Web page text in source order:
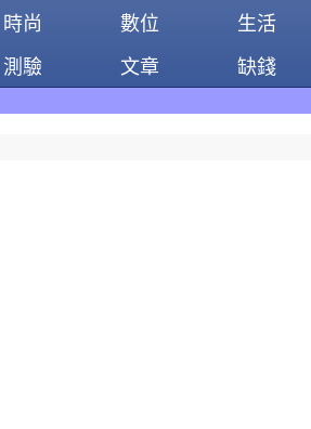
時尚 數位 生活
測驗 文章 缺錢